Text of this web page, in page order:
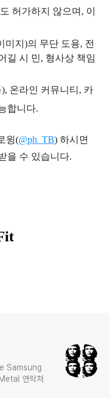
허가하지 않으며, 이
미지)의 무단 도용, 전
길 시 민, 형사상 책임
온라인 커뮤니티, 카
합니다.
윙(@ph_TB) 하시면
을 수 있습니다.
Samsung
연락처